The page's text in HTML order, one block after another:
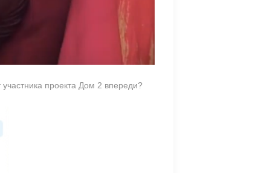
проекта Дом 2 впереди?